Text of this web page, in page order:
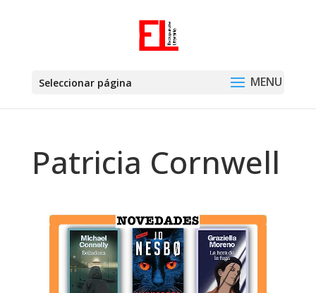
Seleccionar página
Patricia Cornwell